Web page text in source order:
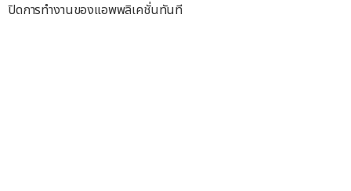
ปิดการทำงานของแอพพลิเคชั่นทันที